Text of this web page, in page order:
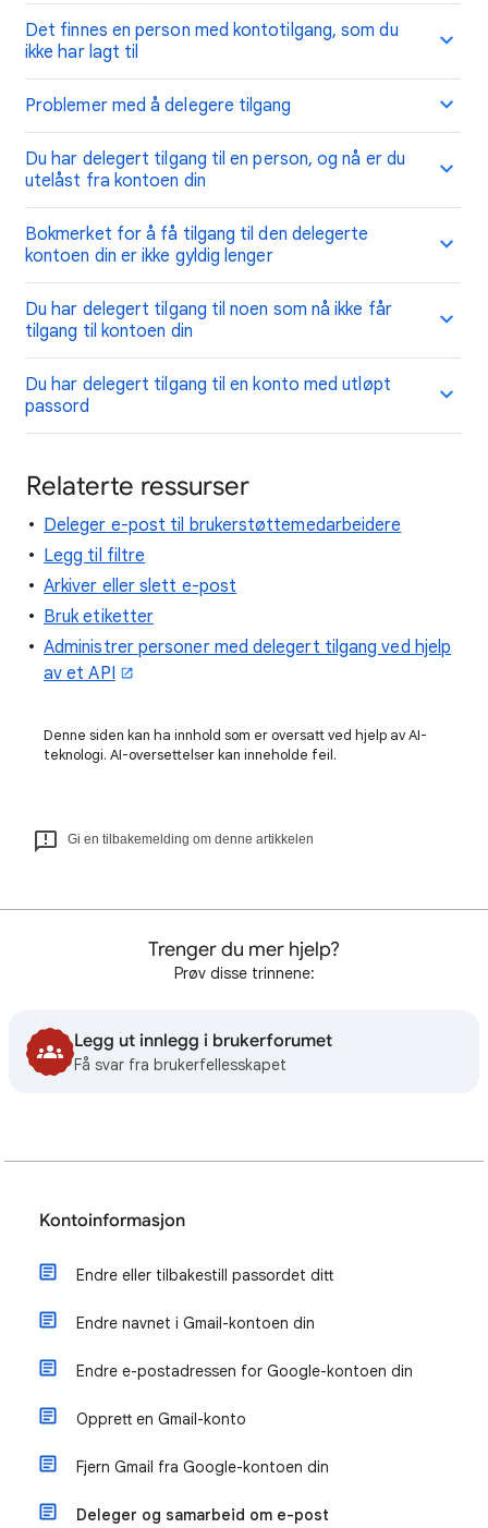
Det finnes en person med kontotilgang, som du
ikke har lagt til
Problemer med å delegere tilgang
Du har delegert tilgang til en person, og nå er du
utelåst fra kontoen din
Bokmerket for å få tilgang til den delegerte
kontoen din er ikke gyldig lenger
Du har delegert tilgang til noen som nå ikke får
tilgang til kontoen din
Du har delegert tilgang til en konto med utløpt
passord
Relaterte ressurser
Deleger e-post til brukerstøttemedarbeidere
Legg til filtre
Arkiver eller slett e-post
Bruk etiketter
Administrer personer med delegert tilgang ved hjelp
av et API
Denne siden kan ha innhold som er oversatt ved hjelp av AI-
teknologi. AI-oversettelser kan inneholde feil.
Gi en tilbakemelding om denne artikkelen
Trenger du mer hjelp?
Prøv disse trinnene:
Legg ut innlegg i brukerforumet
Få svar fra brukerfellesskapet
Kontoinformasjon
Endre eller tilbakestill passordet ditt
Endre navnet i Gmail-kontoen din
Endre e-postadressen for Google-kontoen din
Opprett en Gmail-konto
Fjern Gmail fra Google-kontoen din
Deleger og samarbeid om e-post